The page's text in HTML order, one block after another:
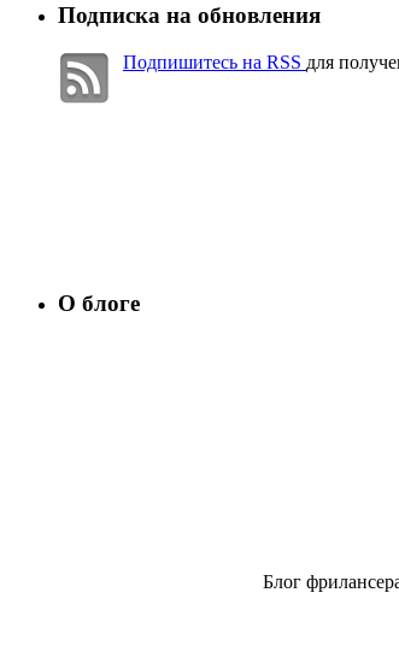
Подписка на обновления
Подпишитесь на RSS для
О блоге
Блог